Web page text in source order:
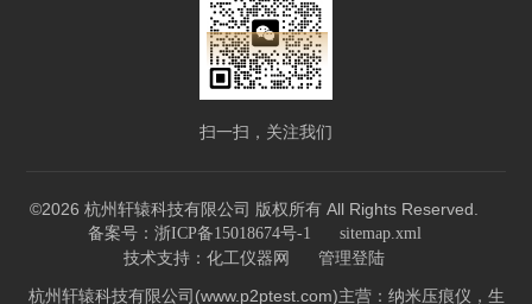
扫一扫，关注我们
©2026 杭州轩辕科技有限公司 版权所有 All Rights Reserved.
备案号：浙ICP备15018674号-1 sitemap.xml
技术支持： 化工仪器网 管理登陆
杭州轩辕科技有限公司(www.p2ptest.com)主营：纳米压痕仪，生